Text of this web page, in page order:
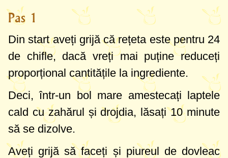
Pas 1
Din start aveți grijă că rețeta este pentru 24
de chifle, dacă vreți mai puține reduceți
proporțional cantitățile la ingrediente.
Deci, într-un bol mare amestecați laptele
cald cu zahărul și drojdia, lăsați 10 minute
să se dizolve.
Aveți grijă să faceți și piureul de dovleac